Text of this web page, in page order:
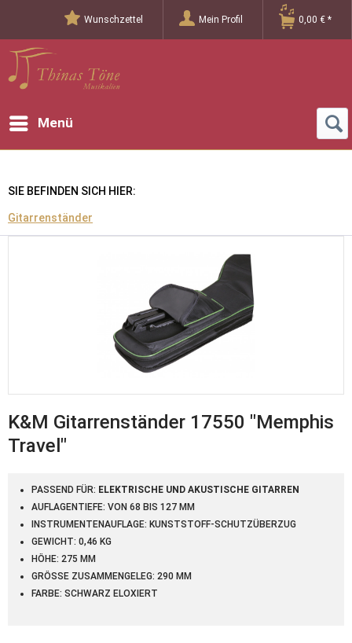
Wunschzettel Mein Profil 0,00 € *
Menü
SIE BEFINDEN SICH HIER:
Gitarrenständer
K&M Gitarrenständer 17550 "Memphis
Travel"
PASSEND FÜR: ELEKTRISCHE UND AKUSTISCHE GITARREN
AUFLAGENTIEFE: VON 68 BIS 127 MM
INSTRUMENTENAUFLAGE: KUNSTSTOFF-SCHUTZÜBERZUG
GEWICHT: 0,46 KG
HÖHE: 275 MM
GRÖSSE ZUSAMMENGELEG: 290 MM
FARBE: SCHWARZ ELOXIERT